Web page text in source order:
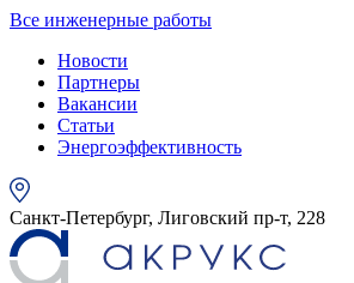
Все инженерные работы
Новости
Партнеры
Вакансии
Статьи
Энергоэффективность
Санкт-Петербург, Лиговский пр-т, 228